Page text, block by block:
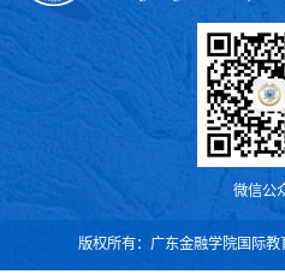
微信公
版权所有：广东金融学院国际